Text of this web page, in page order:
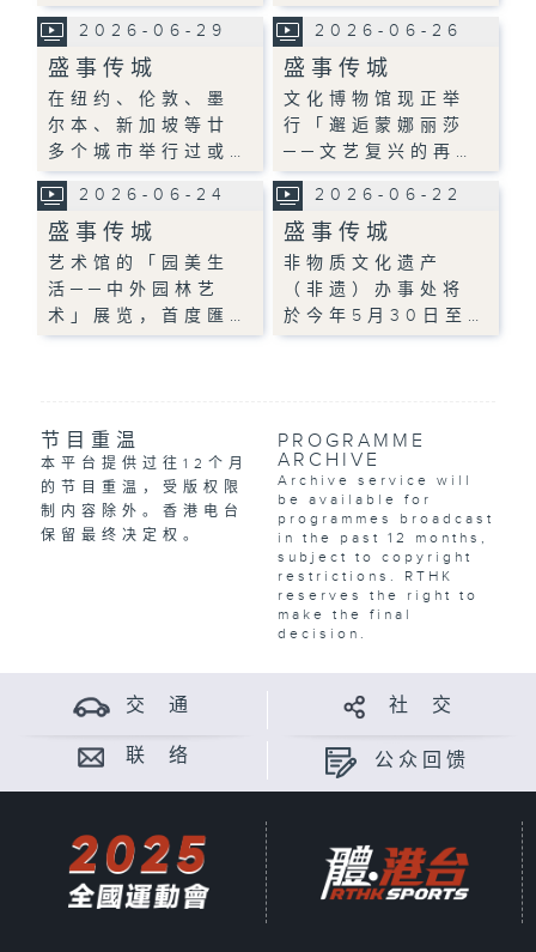
2026-06-29
盛事传城
在纽约、伦敦、墨
尔本、新加坡等廿
多个城市举行过或…
2026-06-26
盛事传城
文化博物馆现正举
行「邂逅蒙娜丽莎
──文艺复兴的再…
2026-06-24
盛事传城
艺术馆的「园美生
活──中外园林艺
术」展览，首度匯…
2026-06-22
盛事传城
非物质文化遗产
（非遗）办事处将
於今年5月30日至…
节目重温
本平台提供过往12个月
的节目重温，受版权限
制内容除外。香港电台
保留最终决定权。
PROGRAMME
ARCHIVE
Archive service will
be available for
programmes broadcast
in the past 12 months,
subject to copyright
restrictions. RTHK
reserves the right to
make the final
decision.
交 通 社 交
联 络 公众回馈